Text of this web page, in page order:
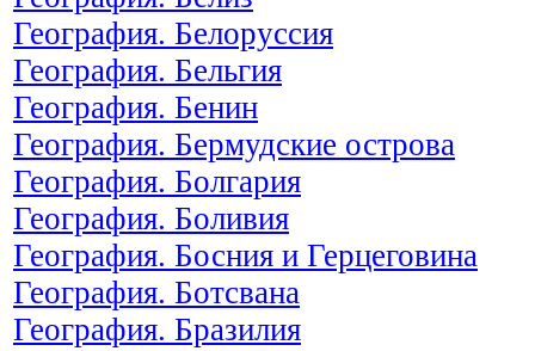
География. Белоруссия
География. Бельгия
География. Бенин
География. Бермудские острова
География. Болгария
География. Боливия
География. Босния и Герцеговина
География. Ботсвана
География. Бразилия